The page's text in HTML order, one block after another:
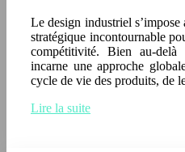
Le design industriel
stratégique incontournable
compétitivité. Bien au-
incarne une approche
cycle de vie des produits, de
Lire la suite